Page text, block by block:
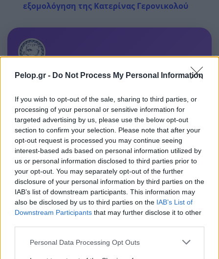
Pelop.gr - Do Not Process My Personal Information
If you wish to opt-out of the sale, sharing to third parties, or
processing of your personal or sensitive information for
targeted advertising by us, please use the below opt-out
section to confirm your selection. Please note that after your
opt-out request is processed you may continue seeing
interest-based ads based on personal information utilized by
us or personal information disclosed to third parties prior to
your opt-out. You may separately opt-out of the further
disclosure of your personal information by third parties on the
IAB’s list of downstream participants. This information may
also be disclosed by us to third parties on the IAB’s List of
Downstream Participants that may further disclose it to other
Please note that this website/app uses one or more Google
Personal Data Processing Opt Outs
εξομολόγηση της Κατερίνας Γερονικολού
Η «Πελοπόννησος» και το pelop.gr σε
Η φωνή σου έχει δύναμη – στείλε παράπονα,
καταγγελίες ή ιδέες για τη γειτονιά σου.
Viber:+306909196125
Στείλε μήνυμα στο Viber
Ακολουθήστε μας για όλες τις